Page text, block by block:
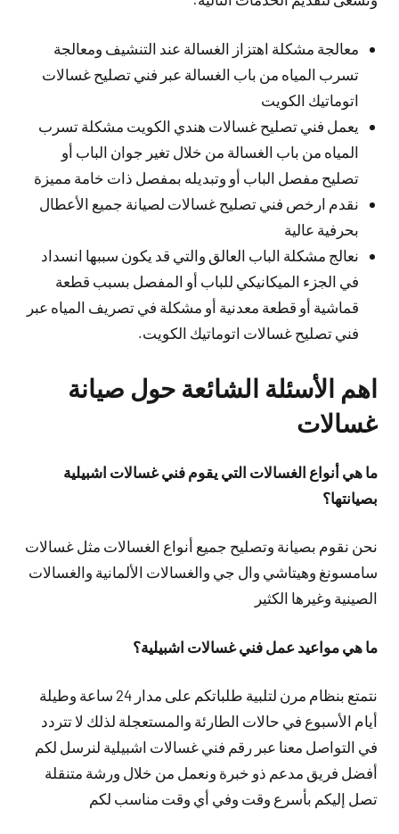
معالجة مشكلة اهتزاز الغسالة عند التنشيف ومعالجة
تسرب المياه من باب الغسالة عبر فني تصليح غسالات
اتوماتيك الكويت
يعمل فني تصليح غسالات هندي الكويت مشكلة تسرب
المياه من باب الغسالة من خلال تغير جوان الباب أو
تصليح مفصل الباب أو وتبديله بمفصل ذات خامة مميزة
نقدم ارخص فني تصليح غسالات لصيانة جميع الأعطال
بحرفية عالية
نعالج مشكلة الباب العالق والتي قد يكون سببها انسداد
في الجزء الميكانيكي للباب أو المفصل بسبب قطعة
قماشية أو قطعة معدنية أو مشكلة في تصريف المياه عبر
فني تصليح غسالات اتوماتيك الكويت.
اهم الأسئلة الشائعة حول صيانة
غسالات
ما هي أنواع الغسالات التي يقوم فني غسالات اشبيلية
بصيانتها؟
نحن نقوم بصيانة وتصليح جميع أنواع الغسالات مثل غسالات
سامسونغ وهيتاشي وال جي والغسالات الألمانية والغسالات
الصينية وغيرها الكثير
ما هي مواعيد عمل فني غسالات اشبيلية؟
نتمتع بنظام مرن لتلبية طلباتكم على مدار 24 ساعة وطيلة
أيام الأسبوع في حالات الطارئة والمستعجلة لذلك لا تتردد
في التواصل معنا عبر رقم فني غسالات اشبيلية لنرسل لكم
أفضل فريق مدعم ذو خبرة ونعمل من خلال ورشة متنقلة
تصل إليكم بأسرع وقت وفي أي وقت مناسب لكم